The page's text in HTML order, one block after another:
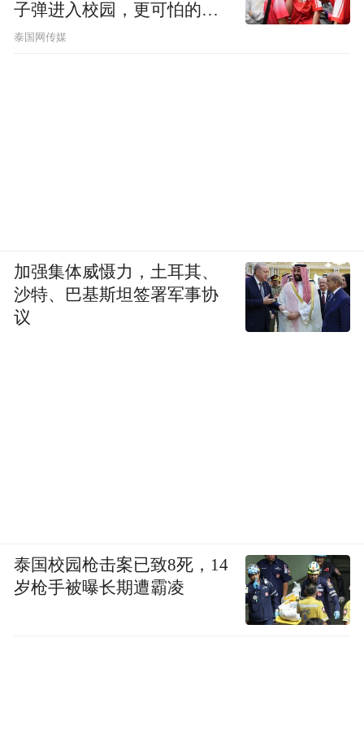
随后，贾乃亮发声明道歉。
子弹进入校园，更可怕的细
节公布了
泰国网传媒
加强集体威慑力，土耳其、
沙特、巴基斯坦签署军事协
议
泰国校园枪击案已致8死，14
岁枪手被曝长期遭霸凌